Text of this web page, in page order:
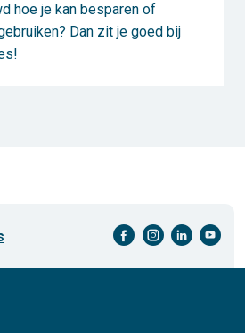
hoe je kan besparen of
Dan zit je goed bij
facebook-cirkel instagram-cirkel linkedin-cirkel youtube-cirkel